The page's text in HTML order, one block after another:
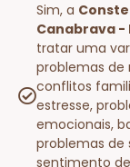
Sim, a
Canabrava -
tratar uma
problemas de
conflitos
estresse,
emocionais,
problemas de
sentimento